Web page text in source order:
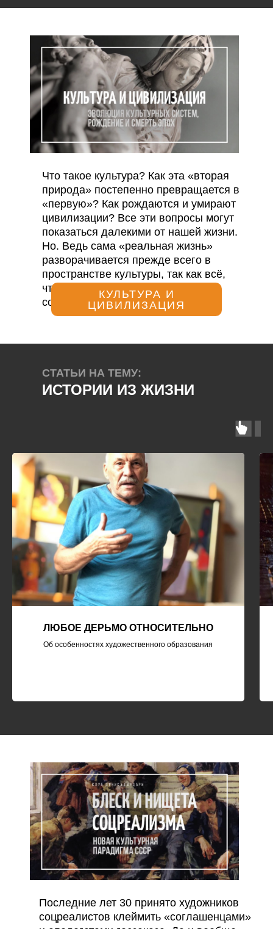
Что такое культура? Как эта «вторая
природа» постепенно превращается в
«первую»? Как рождаются и умирают
цивилизации? Все эти вопросы могут
показаться далекими от нашей жизни.
Но. Ведь сама «реальная жизнь»
разворачивается прежде всего в
пространстве культуры, так как всё,
что есть вокруг нас когда-то было
создано человеком.
КУЛЬТУРА И
ЦИВИЛИЗАЦИЯ
СТАТЬИ НА ТЕМУ:
ИСТОРИИ ИЗ ЖИЗНИ
ЛЮБОЕ ДЕРЬМО ОТНОСИТЕЛЬНО
Об особенностях художественного образования
Последние лет 30 принято художников
соцреалистов клеймить «соглашенцами»